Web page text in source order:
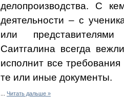
делопроизводства. С
деятельности – с
или
Саитгалина всегда
исполнит все
те или иные документы.
Читать дальше »